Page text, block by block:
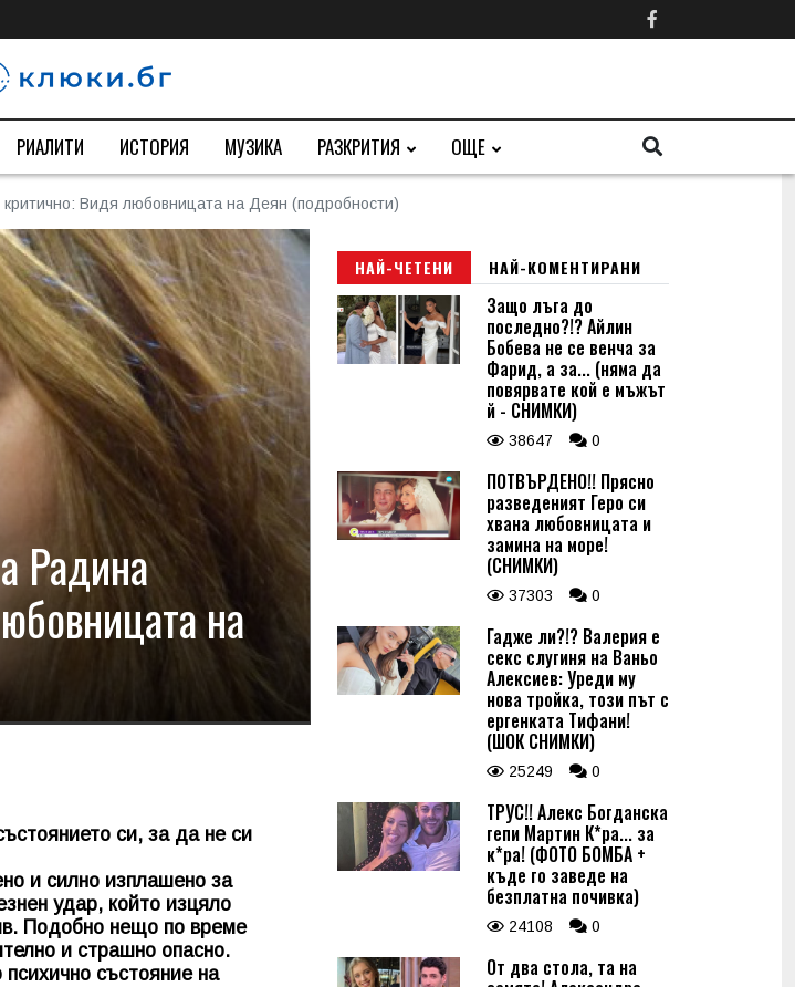
РИАЛИТИ ИСТОРИЯ МУЗИКА РАЗКРИТИЯ ОЩЕ
Видя любовницата на Деян (подробности)
Радина
на
си, за да не си
и силно изплашено за
удар, който изцяло
Подобно нещо по време
и страшно опасно.
състояние на
НАЙ-ЧЕТЕНИ НАЙ-КОМЕНТИРАНИ
Защо лъга до
последно?!? Айлин
Бобева не се венча за
Фарид, а за... (няма да
повярвате кой е мъжът
й - СНИМКИ)
38647 0
ПОТВЪРДЕНО!! Прясно
разведеният Геро си
хвана любовницата и
замина на море!
(СНИМКИ)
37303 0
Гадже ли?!? Валерия е
секс слугиня на Ваньо
Алексиев: Уреди му
нова тройка, този път с
ергенката Тифани!
(ШОК СНИМКИ)
25249 0
ТРУС!! Алекс Богданска
гепи Мартин К*ра... за
к*ра! (ФОТО БОМБА +
къде го заведе на
безплатна почивка)
24108 0
От два стола, та на